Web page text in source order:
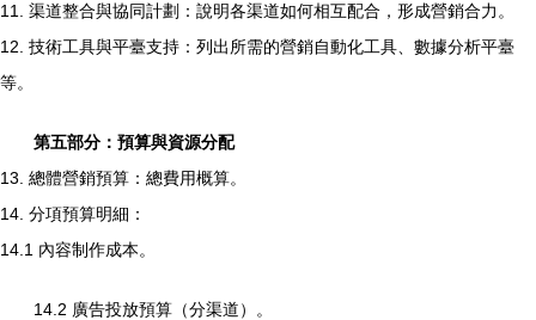
11. 渠道整合與協同計劃：說明各渠道如何相互配合，形成營銷合力。
12. 技術工具與平臺支持：列出所需的營銷自動化工具、數據分析平臺
等。
第五部分：預算與資源分配
13. 總體營銷預算：總費用概算。
14. 分項預算明細：
14.1 內容制作成本。
14.2 廣告投放預算（分渠道）。